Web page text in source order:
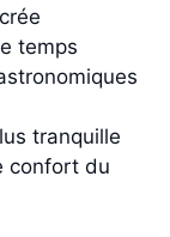
temps
tranquille
confort du